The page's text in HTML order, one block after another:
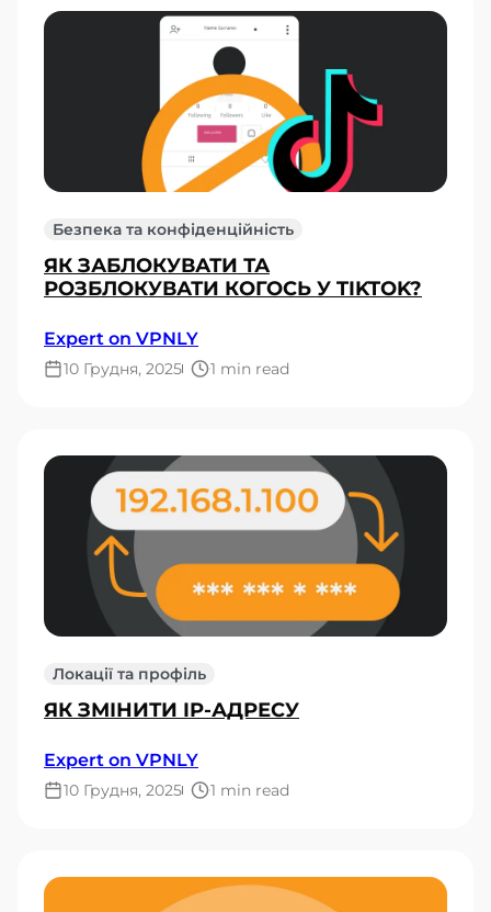
Безпека та конфіденційність
ЯК ЗАБЛОКУВАТИ ТА
РОЗБЛОКУВАТИ КОГОСЬ У TIKTOK?
Expert on VPNLY
10 Грудня, 2025 1 min read
Локації та профіль
ЯК ЗМІНИТИ IP-АДРЕСУ
Expert on VPNLY
10 Грудня, 2025 1 min read